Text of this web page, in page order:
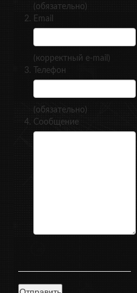
(обязательно)
Email
(корректный e-mail)
Телефон
(обязательно)
Сообщение